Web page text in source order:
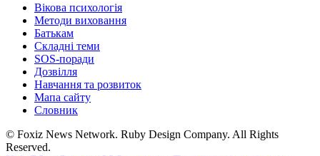
Вікова психологія
Методи виховання
Батькам
Складні теми
SOS-поради
Дозвілля
Навчання та розвиток
Мапа сайту
Словник
© Foxiz News Network. Ruby Design Company. All Rights
Reserved.